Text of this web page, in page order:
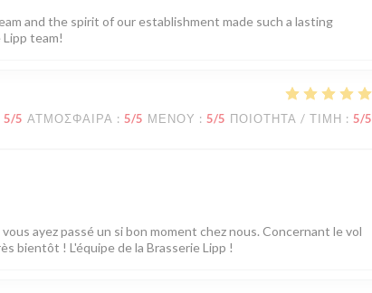
and the spirit of our establishment made such a lasting
team!
5/5 ΑΤΜΌΣΦΑΙΡΑ : 5/5 ΜΕΝΟΎ : 5/5 ΠΟΙΌΤΗΤΑ / ΤΙΜΉ : 5/5
ayez passé un si bon moment chez nous. Concernant le vol
bientôt ! L'équipe de la Brasserie Lipp !